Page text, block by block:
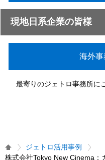
現地日系企業の皆様
海外
最寄りのジェトロ事務所に
ジェトロ活用事例
株式会社Tokyo New Cinema：